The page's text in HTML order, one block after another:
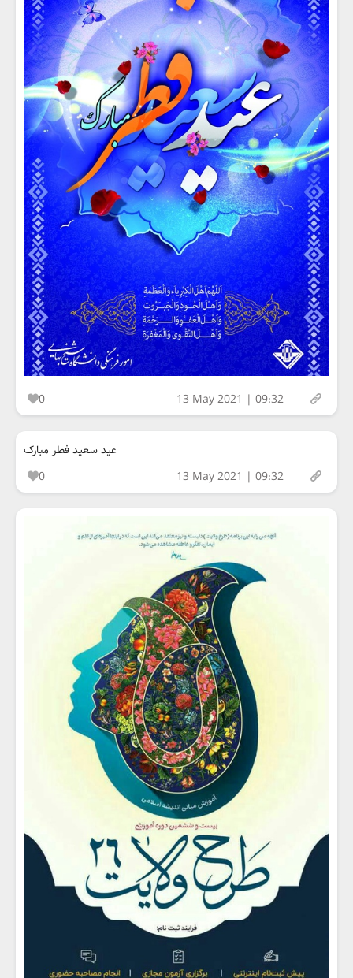
0 13 May 2021 | 09:32
عید سعید فطر مبارک
0
13 May 2021 | 09:32